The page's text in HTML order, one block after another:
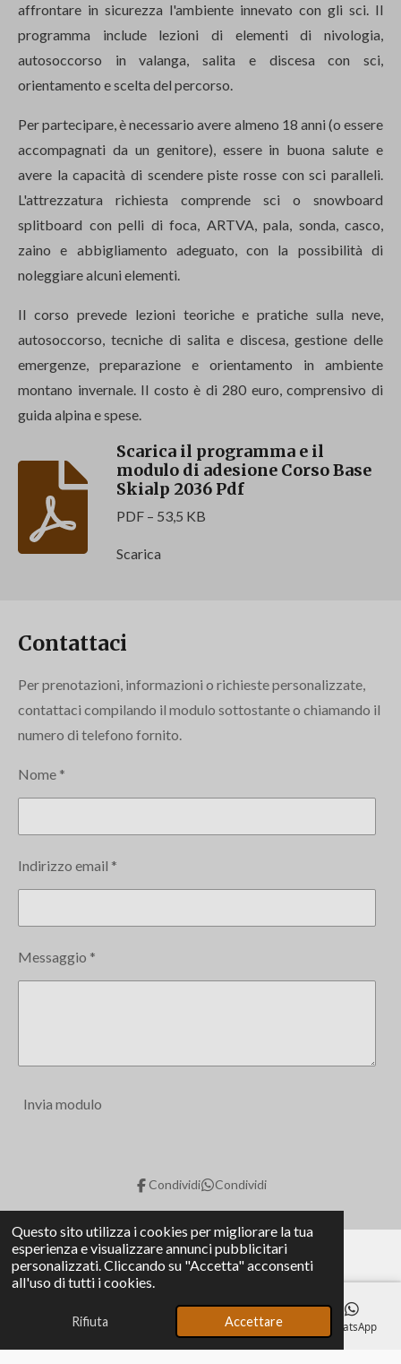
Questo sito utilizza i cookies per migliorare la tua
esperienza e visualizzare annunci pubblicitari
personalizzati. Cliccando su "Accetta" acconsenti
all'uso di tutti i cookies.
Rifiuta Accettare
affrontare in sicurezza l'ambiente innevato con gli sci. Il
programma include lezioni di elementi di nivologia,
autosoccorso in valanga, salita e discesa con sci,
orientamento e scelta del percorso.
Per partecipare, è necessario avere almeno 18 anni (o essere
accompagnati da un genitore), essere in buona salute e
avere la capacità di scendere piste rosse con sci paralleli.
L'attrezzatura richiesta comprende sci o snowboard
splitboard con pelli di foca, ARTVA, pala, sonda, casco,
zaino e abbigliamento adeguato, con la possibilità di
noleggiare alcuni elementi.
Il corso prevede lezioni teoriche e pratiche sulla neve,
autosoccorso, tecniche di salita e discesa, gestione delle
emergenze, preparazione e orientamento in ambiente
montano invernale. Il costo è di 280 euro, comprensivo di
guida alpina e spese.
Scarica il programma e il
modulo di adesione Corso Base
Skialp 2036 Pdf
PDF – 53,5 KB
Scarica
Contattaci
Per prenotazioni, informazioni o richieste personalizzate,
contattaci compilando il modulo sottostante o chiamando il
numero di telefono fornito.
Nome *
Indirizzo email *
Messaggio *
Invia modulo
Condividi Condividi
Consent Preferences
© 2025 - 2026 fiammedipietra
Telefono Facebook WhatsApp